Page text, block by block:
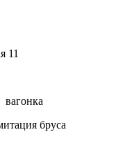
11
вагонка
бруса